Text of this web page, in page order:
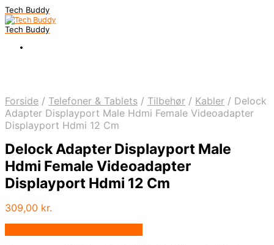
Tech Buddy
Tech Buddy
Forside / Telefoner & Tablets / Tilbehør / Kabler / Delock
Adapter Displayport Male Hdmi Female Videoadapter
Displayport Hdmi 12 Cm
Delock Adapter Displayport Male
Hdmi Female Videoadapter
Displayport Hdmi 12 Cm
309,00 kr.